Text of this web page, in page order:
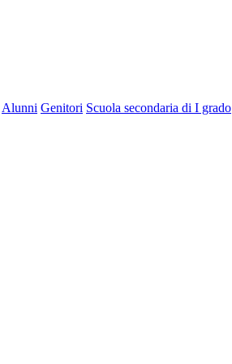
Alunni Genitori Scuola secondaria di I grado